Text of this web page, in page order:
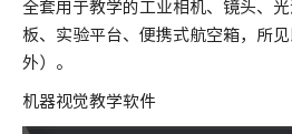
全套用于教学的工业相机、镜头、
板、实验平台、便携式航空箱，所
外）。
机器视觉教学软件